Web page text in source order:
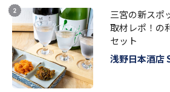
三宮の新スポ
取材レポ！の
セット
浅野日本酒店